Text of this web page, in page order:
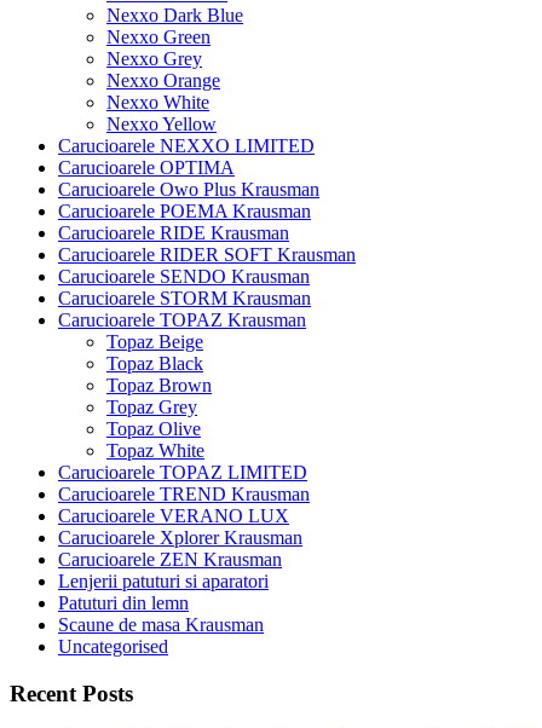
Nexxo Dark Blue
Nexxo Green
Nexxo Grey
Nexxo Orange
Nexxo White
Nexxo Yellow
Carucioarele NEXXO LIMITED
Carucioarele OPTIMA
Carucioarele Owo Plus Krausman
Carucioarele POEMA Krausman
Carucioarele RIDE Krausman
Carucioarele RIDER SOFT Krausman
Carucioarele SENDO Krausman
Carucioarele STORM Krausman
Carucioarele TOPAZ Krausman
Topaz Beige
Topaz Black
Topaz Brown
Topaz Grey
Topaz Olive
Topaz White
Carucioarele TOPAZ LIMITED
Carucioarele TREND Krausman
Carucioarele VERANO LUX
Carucioarele Xplorer Krausman
Carucioarele ZEN Krausman
Lenjerii patuturi si aparatori
Patuturi din lemn
Scaune de masa Krausman
Uncategorised
Recent Posts